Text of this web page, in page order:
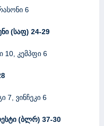
6
(საფ) 24-29
10, კემპფი 6
7, ვინჩეკი 6
(ბლრ) 37-30